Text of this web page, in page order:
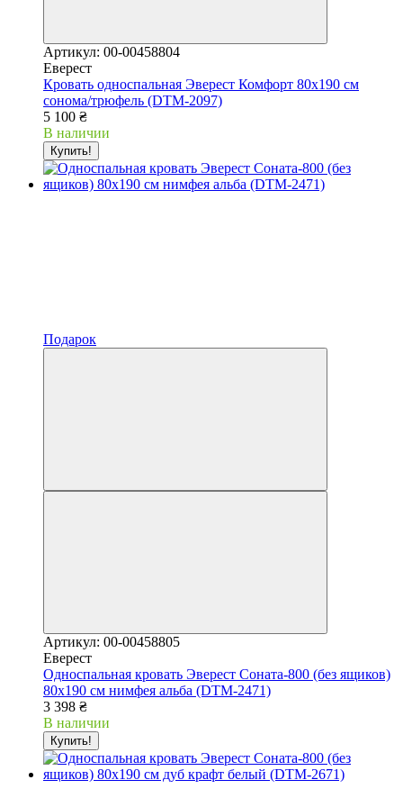
Артикул: 00-00458804
Еверест
Кровать односпальная Эверест Комфорт 80х190 см
сонома/трюфель (DTM-2097)
5 100 ₴
В наличии
Купить!
Подарок
Артикул: 00-00458805
Еверест
Односпальная кровать Эверест Соната-800 (без ящиков)
80х190 см нимфея альба (DTM-2471)
3 398 ₴
В наличии
Купить!